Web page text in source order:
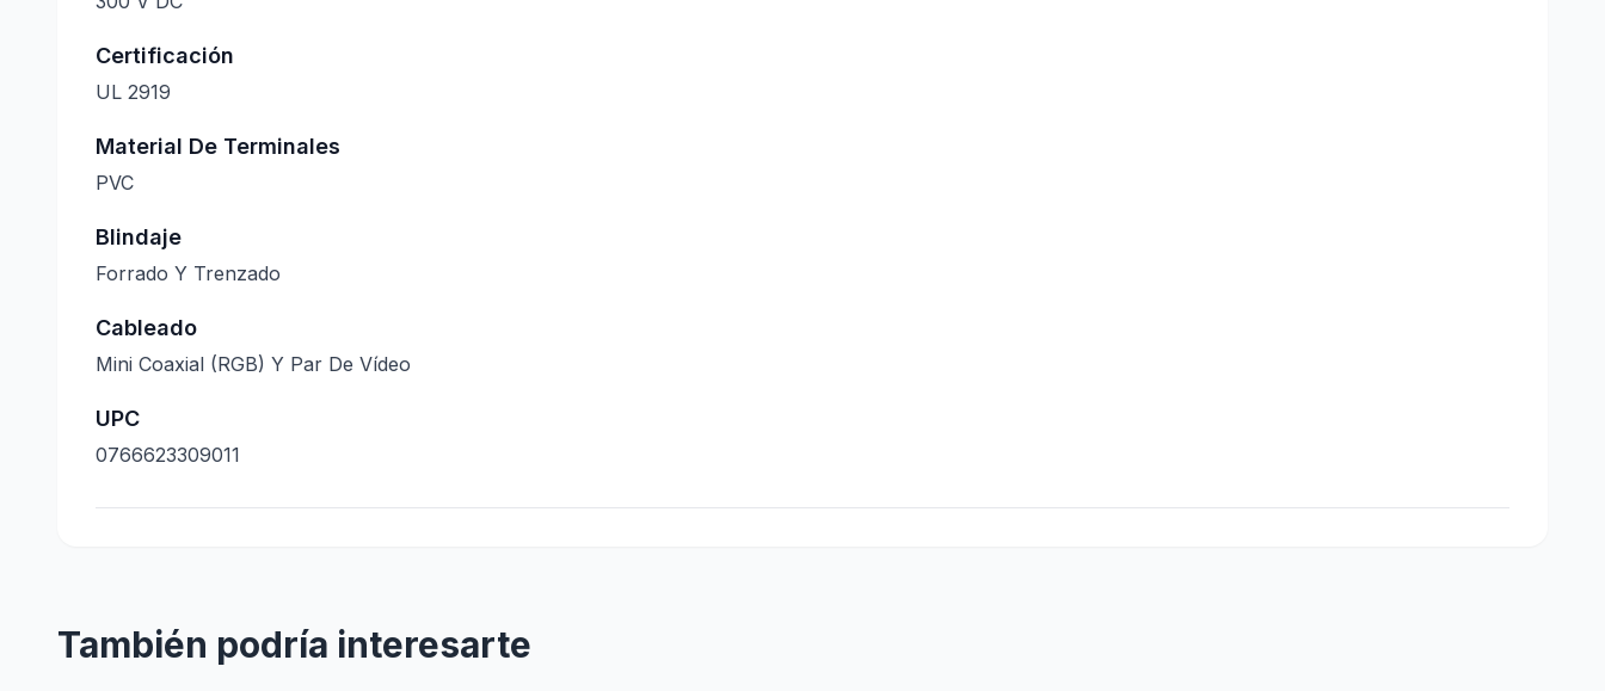
Certificación
UL 2919
Material De Terminales
PVC
Blindaje
Forrado Y Trenzado
Cableado
Mini Coaxial (RGB) Y Par De Vídeo
UPC
0766623309011
También podría interesarte